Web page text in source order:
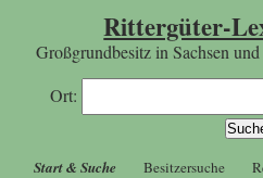
Rittergüter-
Großgrundbesitz in Sachsen
Ort:
Start & Suche Besitzersuche